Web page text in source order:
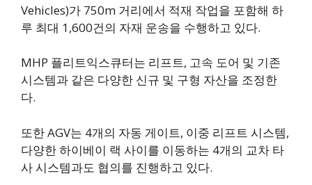
Vehicles)가 750m 거리에서 적재 작업을 포함해 하
루 최대 1,600건의 자재 운송을 수행하고 있다.
MHP 플리트익스큐터는 리프트, 고속 도어 및 기존
시스템과 같은 다양한 신규 및 구형 자산을 조정한
다.
또한 AGV는 4개의 자동 게이트, 이중 리프트 시스템,
다양한 하이베이 랙 사이를 이동하는 4개의 교차 타
사 시스템과도 협의를 진행하고 있다.